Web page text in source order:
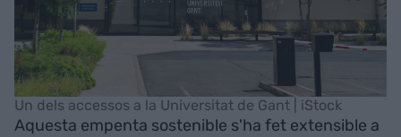
Un dels accessos a la Universitat de Gant | iStock
Aquesta empenta sostenible s'ha fet extensible a